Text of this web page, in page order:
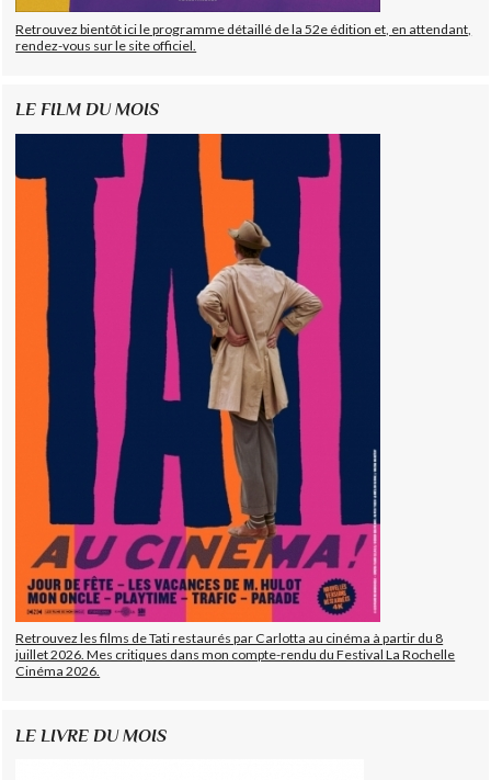
Retrouvez bientôt ici le programme détaillé de la 52e édition et, en attendant,
rendez-vous sur le site officiel.
LE FILM DU MOIS
Retrouvez les films de Tati restaurés par Carlotta au cinéma à partir du 8
juillet 2026. Mes critiques dans mon compte-rendu du Festival La Rochelle
Cinéma 2026.
LE LIVRE DU MOIS